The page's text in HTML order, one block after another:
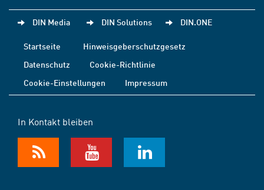
DIN Media DIN Solutions DIN.ONE
Startseite
Hinweisgeberschutzgesetz
Datenschutz
Cookie-Richtlinie
Cookie-Einstellungen
Impressum
In Kontakt bleiben